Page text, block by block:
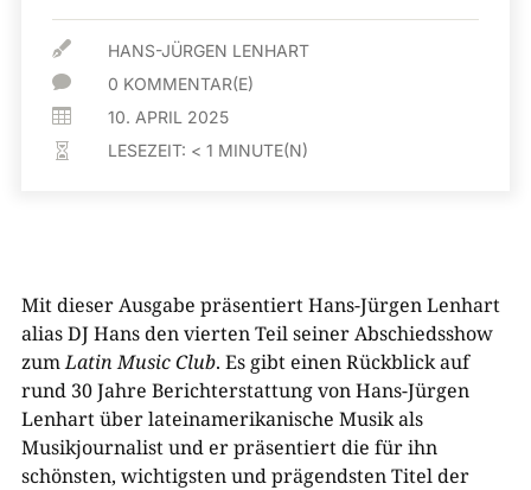
 HANS-JÜRGEN LENHART
 0 KOMMENTAR(E)
 10. APRIL 2025
 LESEZEIT: < 1 MINUTE(N)
Mit dieser Ausgabe präsentiert Hans-Jürgen Lenhart
alias DJ Hans den vierten Teil seiner Abschiedsshow
zumLatin Music Club. Es gibt einen Rückblick auf
rund 30 Jahre Berichterstattung von Hans-Jürgen
Lenhart über lateinamerikanische Musik als
Musikjournalist und er präsentiert die für ihn
schönsten, wichtigsten und prägendsten Titel der